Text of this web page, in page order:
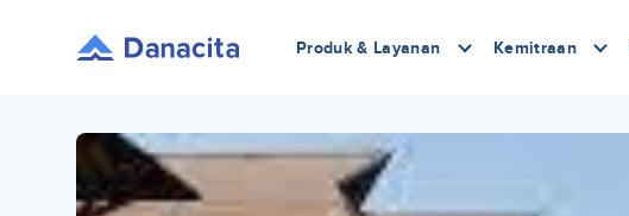
Produk & Layanan Kemitraan